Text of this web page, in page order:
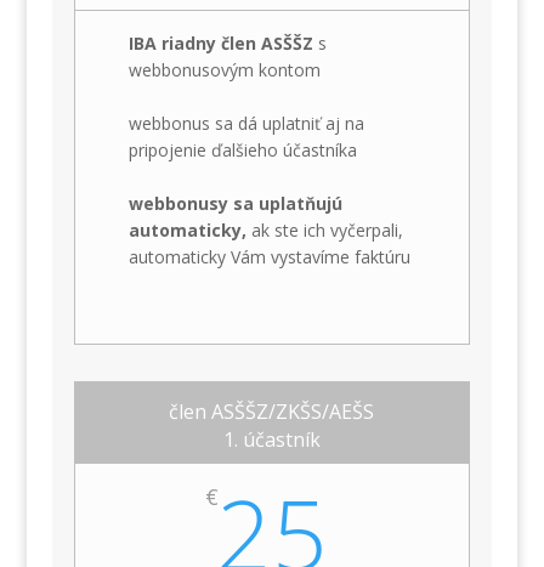
IBA riadny člen ASŠŠZ s
webbonusovým kontom
webbonus sa dá uplatniť aj na
pripojenie ďalšieho účastníka
webbonusy sa uplatňujú
automaticky, ak ste ich vyčerpali,
automaticky Vám vystavíme faktúru
člen ASŠŠZ/ZKŠS/AEŠS
1. účastník
€25